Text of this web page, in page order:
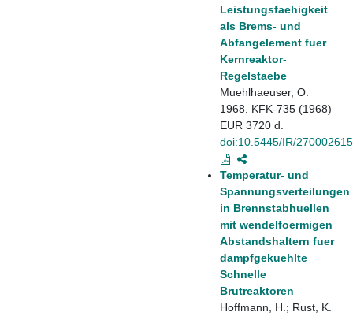
Leistungsfaehigkeit
als Brems- und
Abfangelement fuer
Kernreaktor-
Regelstaebe
Muehlhaeuser, O.
1968. KFK-735 (1968)
EUR 3720 d.
doi:10.5445/IR/270002615
Temperatur- und
Spannungsverteilungen
in Brennstabhuellen
mit wendelfoermigen
Abstandshaltern fuer
dampfgekuehlte
Schnelle
Brutreaktoren
Hoffmann, H.; Rust, K.